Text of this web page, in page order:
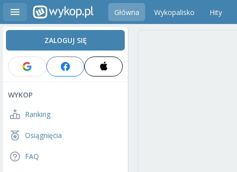
Główna Wykopalisko Hity
ZALOGUJ SIĘ
WYKOP
Ranking
Osiągnięcia
FAQ